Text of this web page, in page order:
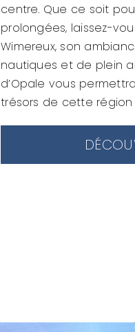
centre. Que ce soit
prolongées, laissez-
Wimereux, son
nautiques et de plein
d’Opale vous
trésors de cette